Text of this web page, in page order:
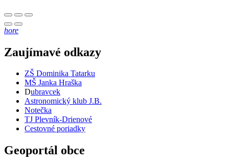
hore
Zaujímavé odkazy
ZŠ Dominika Tatarku
MŠ Janka Hraška
Dubravcek
Astronomický klub J.B.
Notečka
TJ Plevník-Drienové
Cestovné poriadky
Geoportál obce